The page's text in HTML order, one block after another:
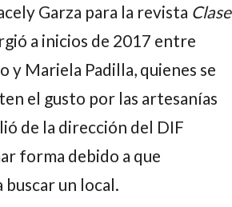
Garza para la revista Clase
a inicios de 2017 entre
y Mariela Padilla, quienes se
el gusto por las artesanías
de la dirección del DIF
forma debido a que
un local.